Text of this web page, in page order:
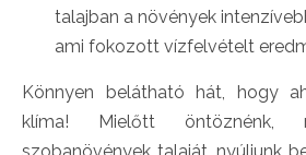
talajban a növények
ami fokozott vízfelvételt
Könnyen belátható hát, hogy
klíma! Mielőtt